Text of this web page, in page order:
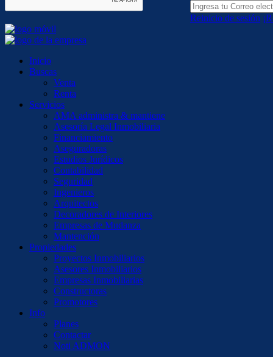
Reinicio de sesión
Inicio
Buscas
Venta
Renta
Servicios
AMA administra & mantiene
Asesoría Legal Inmobiliaria
Financiamiento
Aseguradoras
Estudios Jurídicos
Contabilidad
Seguridad
Ingenieros
Arquitectos
Decoradores de Interiores
Empresas de Mudanza
Mantención
Propiedades
Proyectos Inmobiliarios
Asesores Inmobiliarios
Empresas Inmobiliarias
Constructoras
Promotores
Info
Planes
Contactar
Noti ADMON